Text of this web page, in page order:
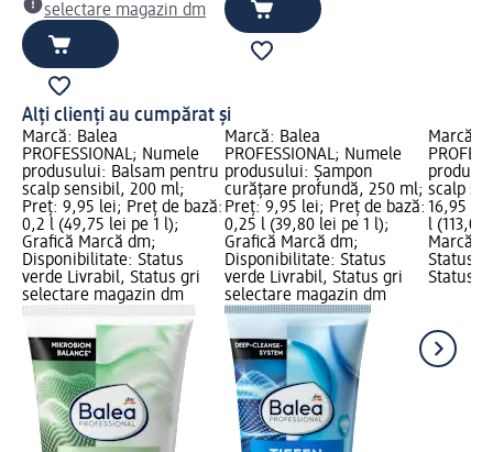
selectare magazin dm
Alți clienți au cumpărat și
Marcă: Balea
PROFESSIONAL; Numele
produsului: Balsam pentru
scalp sensibil, 200 ml;
Preț: 9,95 lei; Preț de bază:
0,2 l (49,75 lei pe 1 l);
Grafică Marcă dm;
Disponibilitate: Status
verde Livrabil, Status gri
selectare magazin dm
Marcă: Balea
PROFESSIONAL; Numele
produsului: Șampon
curățare profundă, 250 ml;
Preț: 9,95 lei; Preț de bază:
0,25 l (39,80 lei pe 1 l);
Grafică Marcă dm;
Disponibilitate: Status
verde Livrabil, Status gri
selectare magazin dm
Marcă:
scalp
16,95
l
Marcă
Status
Status